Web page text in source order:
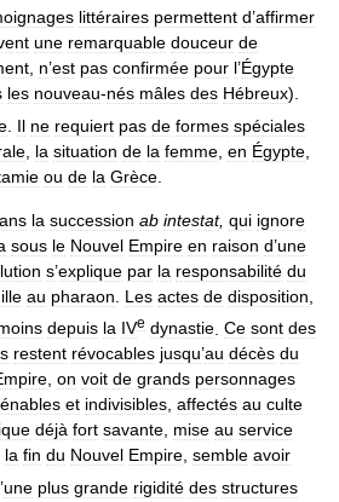
littéraires permettent d’affirmer
une remarquable douceur de
n’est pas confirmée pour l’Égypte
les nouveau-nés mâles des Hébreux).
Il ne requiert pas de formes spéciales
la situation de la femme en Égypte
ou de la Grèce
la succession ab intestat, qui ignore
sous le Nouvel Empire en raison d’une
s’explique par la responsabilité du
au pharaon Les actes de disposition
depuis la IVe dynastie Ce sont des
restent révocables jusqu’au décès du
on voit de grands personnages
et indivisibles affectés au culte
déjà fort savante mise au service
la fin du Nouvel Empire semble avoir
’une plus grande rigidité des structures